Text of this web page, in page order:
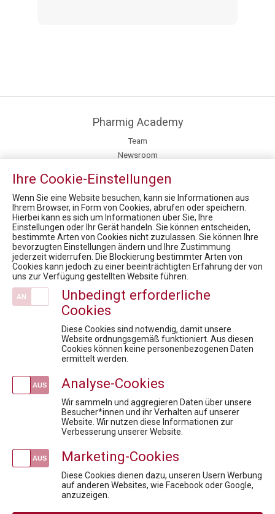
Pharmig Academy
Team
Newsroom
Kontakt / Anfahrt
Mission / Vision
News
15. Rare Diseases Dialog:Bewertungsboard: Barriere oder Brücke für den Zugang zur Therapie?
Newsletteranmeldung
Media
Ihre Cookie-Einstellungen
Wenn Sie eine Website besuchen, kann sie Informationen aus
Ihrem Browser, in Form von Cookies, abrufen oder speichern.
Hierbei kann es sich um Informationen über Sie, Ihre
Einstellungen oder Ihr Gerät handeln. Sie können entscheiden,
bestimmte Arten von Cookies nicht zuzulassen. Sie können Ihre
bevorzugten Einstellungen ändern und Ihre Zustimmung
jederzeit widerrufen. Die Blockierung bestimmter Arten von
Cookies kann jedoch zu einer beeinträchtigten Erfahrung der von
uns zur Verfügung gestellten Website führen.
Unbedingt erforderliche
Cookies
Diese Cookies sind notwendig, damit unsere
Website ordnungsgemäß funktioniert. Aus diesen
Cookies können keine personenbezogenen Daten
ermittelt werden.
Analyse-Cookies
Wir sammeln und aggregieren Daten über unsere
Besucher*innen und ihr Verhalten auf unserer
Website. Wir nutzen diese Informationen zur
Verbesserung unserer Website.
Marketing-Cookies
Diese Cookies dienen dazu, unseren Usern Werbung
auf anderen Websites, wie Facebook oder Google,
anzuzeigen.